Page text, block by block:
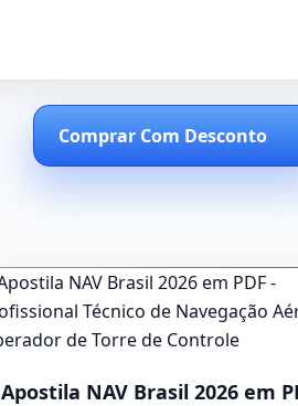
Comprar Com Desconto
Apostila NAV Brasil 2026 em